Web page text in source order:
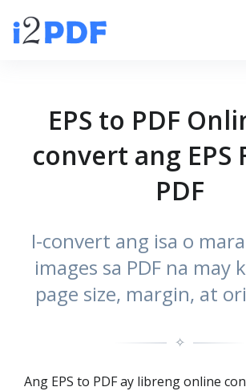
EPS to PDF
convert ang EPS
PDF
I-convert ang isa o
images sa PDF na may
page size, margin, at
✧
Ang EPS to PDF ay libreng online